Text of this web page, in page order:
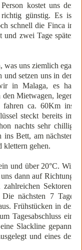
kostet uns der
günstig. Es ist
schnell die Finca in
zwei Tage später
uns ziemlich egal
setzen uns in den
in Malaga, es hat
Mietwagen, legen
ca. 60Km ins
steckt bereits im
nachts sehr chillig
Bett, am nächsten
klettern gehen.
und über 20°C. Wir
dann auf Richtung
Sektoren,
nächsten 7 Tage
Frühstücken in der
Tagesabschluss ein
Slackline gepannt
und eines der